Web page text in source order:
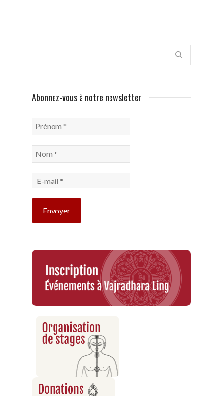
Abonnez-vous à notre newsletter
Prénom
*
Nom
*
E-
*